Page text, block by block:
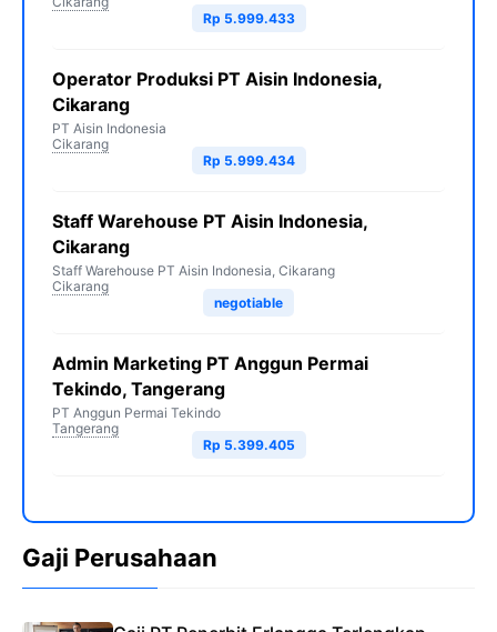
Rp 5.999.433
Operator Produksi PT Aisin Indonesia,
Cikarang
PT Aisin Indonesia
Cikarang
Rp 5.999.434
Staff Warehouse PT Aisin Indonesia,
Cikarang
Staff Warehouse PT Aisin Indonesia, Cikarang
Cikarang
negotiable
Admin Marketing PT Anggun Permai
Tekindo, Tangerang
PT Anggun Permai Tekindo
Tangerang
Rp 5.399.405
Gaji Perusahaan